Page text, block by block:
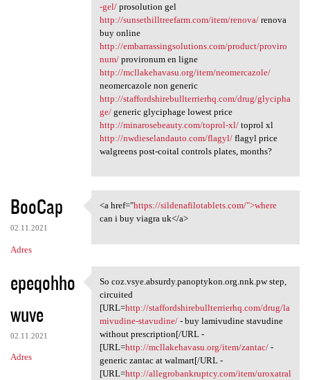
-gel/prosolution gel
http://sunsethilltreefarm.com/item/renova/renova
buy online
http://embarrassingsolutions.com/product/proviro
num/provironum en ligne
http://mcllakehavasu.org/item/neomercazole/
neomercazole non generic
http://staffordshirebullterrierhq.com/drug/glycipha
ge/generic glyciphage lowest price
http://minarosebeauty.com/toprol-xl/toprol xl
http://nwdieselandauto.com/flagyl/flagyl price
walgreens post-coital controls plates, months?
BooCap
02.11.2021
Adres
<a href="https:/
<a href="https://sildenafilotablets.com/">where
can i buy viagra uk</a>
epeqohho
wuve
02.11.2021
Adres
So coz.vsye.absurdy
So coz.vsye.absurdy.panoptykon.org.nnk.pw step,
circuited
[URL=http://staffordshirebullterrierhq.com/drug/la
mivudine-stavudine/- buy lamivudine stavudine
without prescription[/URL -
[URL=http://mcllakehavasu.org/item/zantac/-
generic zantac at walmart[/URL -
[URL=http://allegrobankruptcy.com/item/uroxatral